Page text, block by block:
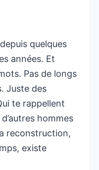
quelques
années. Et
Pas de longs
Juste des
te rappellent
hommes
reconstruction,
existe